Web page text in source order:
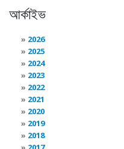
আর্কাইভ
2026
2025
2024
2023
2022
2021
2020
2019
2018